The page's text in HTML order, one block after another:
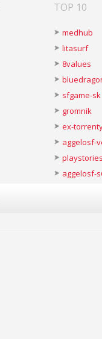
TOP 10
medhub
litasurf
8values
sfgame-sk
gromnik
ex-
aggelosf-
aggelosf-